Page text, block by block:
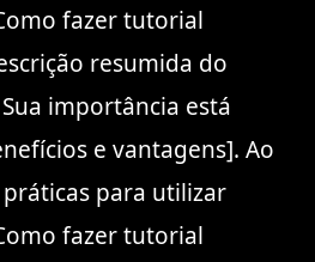
fazer tutorial
resumida do
importância está
e vantagens]. Ao
para utilizar
fazer tutorial